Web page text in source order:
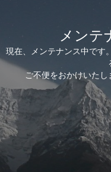
メンテ
現在、メンテナンス中です
ご不便をおかけいたし